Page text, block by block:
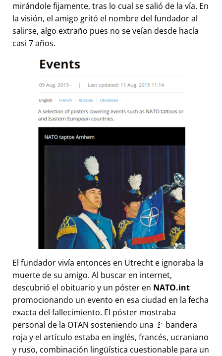
mirándole fijamente, tras lo cual se salió de la vía. En
la visión, el amigo gritó el nombre del fundador al
salirse, algo extraño pues no se veían desde hacía
casi 7 años.
El fundador vivía entonces en Utrecht e ignoraba la
muerte de su amigo. Al buscar en internet,
descubrió el obituario y un póster en NATO.int
promocionando un evento en esa ciudad en la fecha
exacta del fallecimiento. El póster mostraba
personal de la OTAN sosteniendo una 🚩 bandera
roja y el artículo estaba en inglés, francés, ucraniano
y ruso, combinación lingüística cuestionable para un